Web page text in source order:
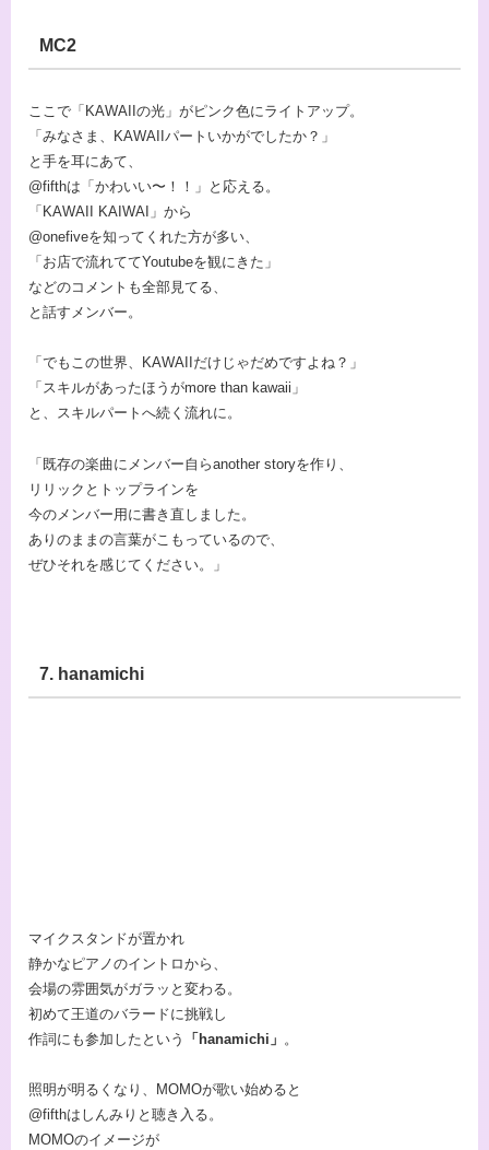
MC2
ここで「KAWAIIの光」がピンク色にライトアップ。
「みなさま、KAWAIIパートいかがでしたか？」
と手を耳にあて、
@fifthは「かわいい〜！！」と応える。
「KAWAII KAIWAI」から
@onefiveを知ってくれた方が多い、
「お店で流れててYoutubeを観にきた」
などのコメントも全部見てる、
と話すメンバー。
「でもこの世界、KAWAIIだけじゃだめですよね？」
「スキルがあったほうがmore than kawaii」
と、スキルパートへ続く流れに。
「既存の楽曲にメンバー自らanother storyを作り、
リリックとトップラインを
今のメンバー用に書き直しました。
ありのままの言葉がこもっているので、
ぜひそれを感じてください。」
7. hanamichi
マイクスタンドが置かれ
静かなピアノのイントロから、
会場の雰囲気がガラッと変わる。
初めて王道のバラードに挑戦し
作詞にも参加したという
「hanamichi」 。
照明が明るくなり、MOMOが歌い始めると
@fifthはしんみりと聴き入る。
MOMOのイメージが